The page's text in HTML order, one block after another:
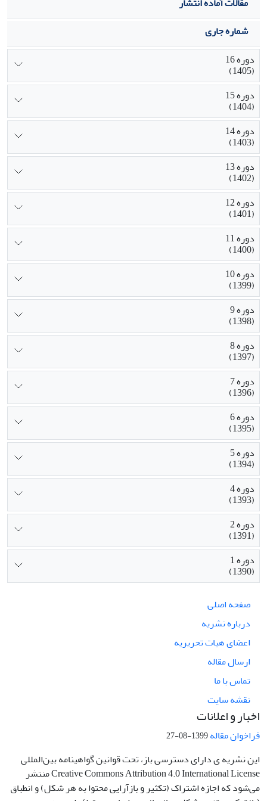
شماره جاری
دوره 16
(1405)
دوره 15
(1404)
دوره 14
(1403)
دوره 13
(1402)
دوره 12
(1401)
دوره 11
(1400)
دوره 10
(1399)
دوره 9
(1398)
دوره 8
(1397)
دوره 7
(1396)
دوره 6
(1395)
دوره 5
(1394)
دوره 4
(1393)
دوره 2
(1391)
دوره 1
(1390)
صفحه اصلی
درباره نشریه
اعضای هیات تحریریه
ارسال مقاله
تماس با ما
نقشه سایت
اخبار و اعلانات
فراخوان مقاله1399-08-27
این نشریه ی دارای دسترسی باز، تحت قوانین گواهینامه بین‌المللی
Creative Commons Attribution 4.0 International License منتشر
می‌شود که اجازه اشتراک (تکثیر و بازآرایی محتوا به هر شکل) و انطباق